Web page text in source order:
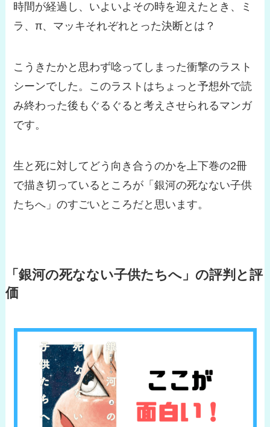
時間が経過し、いよいよその時を迎えたとき、ミ
ラ、π、マッキそれぞれとった決断とは？
こうきたかと思わず唸ってしまった衝撃のラスト
シーンでした。このラストはちょっと予想外で読
み終わった後もぐるぐると考えさせられるマンガ
です。
生と死に対してどう向き合うのかを上下巻の2冊
で描き切っているところが「銀河の死なない子供
たちへ」のすごいところだと思います。
「銀河の死なない子供たちへ」の評判と評
価